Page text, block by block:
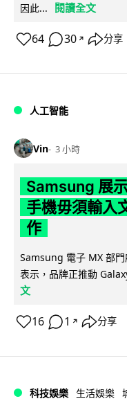
因此...
閱讀全文
64 30 ↗ 分享
人工智能
Vin 3 小時
Samsung 展
手機毋須輸入
作
Samsung 電子 MX 部
表示，品牌正推動
文
16 1 ↗ 分享
科技娛樂 生活娛樂